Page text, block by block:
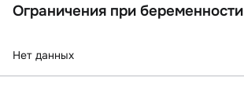
Ограничения при беременности
Нет данных